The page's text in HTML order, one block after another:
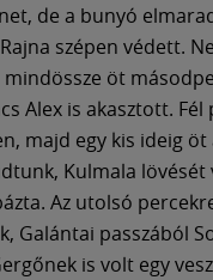
de a bunyó
szépen védett.
öt
Alex is akasztott. Fél
majd egy kis ideig
Kulmala
Az utolsó
Galántai passzából
is volt egy